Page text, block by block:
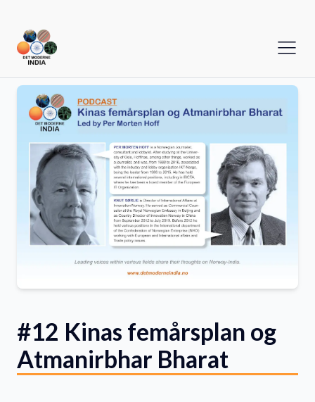
#12 Kinas femårsplan og
Atmanirbhar Bharat